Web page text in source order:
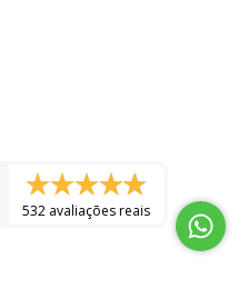
532 avaliações reais